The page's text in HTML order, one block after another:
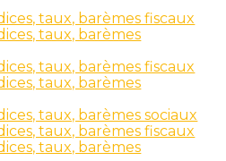
taux, barèmes fiscaux
taux, barèmes
taux, barèmes fiscaux
taux, barèmes
taux, barèmes sociaux
taux, barèmes fiscaux
taux, barèmes